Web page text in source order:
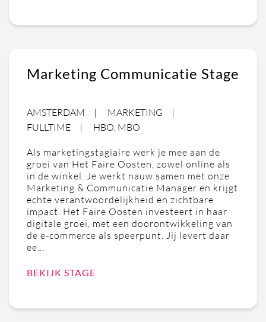
Marketing Communicatie Stage
AMSTERDAM
MARKETING
FULLTIME
HBO, MBO
Als marketingstagiaire werk je mee aan de
groei van Het Faire Oosten, zowel online als
in de winkel. Je werkt nauw samen met onze
Marketing & Communicatie Manager en krijgt
echte verantwoordelijkheid en zichtbare
impact. Het Faire Oosten investeert in haar
digitale groei, met een doorontwikkeling van
de e-commerce als speerpunt. Jij levert daar
ee…
BEKIJK STAGE